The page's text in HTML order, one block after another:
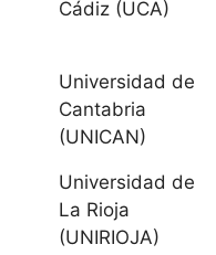
Sevilla
Cádiz (UCA)
Universidad de
Cantabria
(UNICAN)
Universidad de
La Rioja
(UNIRIOJA)